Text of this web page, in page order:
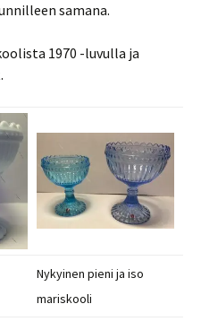
samana.
1970 -luvulla ja
Nykyinen pieni ja iso
mariskooli